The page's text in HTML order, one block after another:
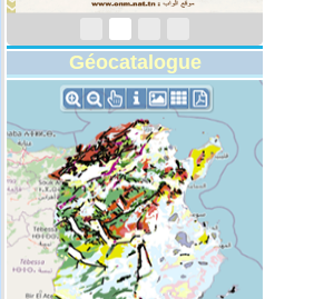
Géocatalogue